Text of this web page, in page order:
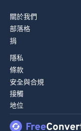
關於我們
部落格
捐
隱私
條款
安全與合規
接觸
地位